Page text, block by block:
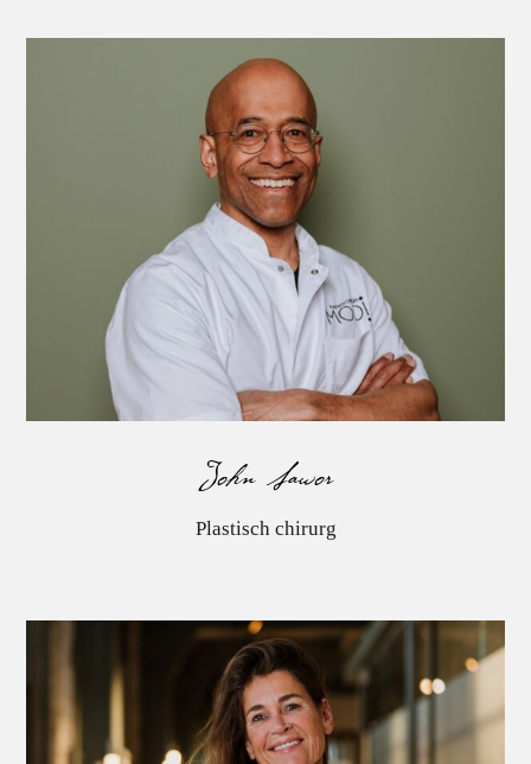
John Sawor
John Sawor
Plastisch chirurg